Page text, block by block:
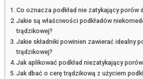
Co oznacza podkład nie zatykający porów
Jakie są właściwości podkładów
trądzikowej?
Jakie składniki powinien zawierać idealny
trądzikowej?
Jak aplikować podkład niezatykający
Jak dbać o cerę trądzikową z użyciem